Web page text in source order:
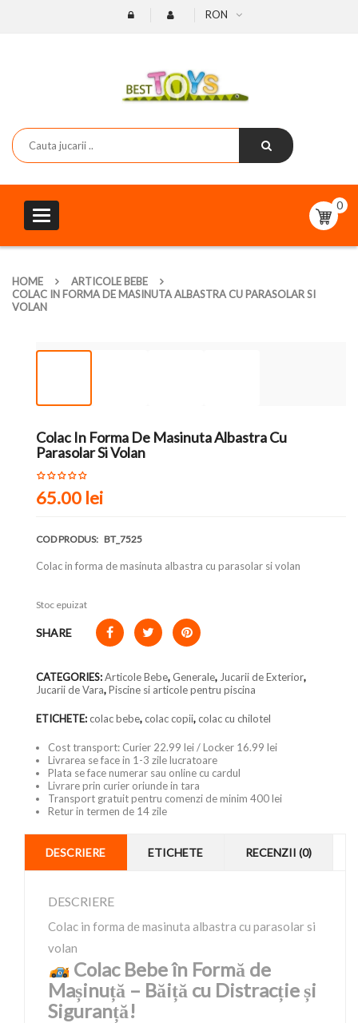
RON
Toggle
navigation
0
HOME
ARTICOLE BEBE
COLAC IN FORMA DE MASINUTA ALBASTRA CU PARASOLAR SI
VOLAN
Colac In Forma De Masinuta Albastra Cu
Parasolar Si Volan
65.00 lei
COD PRODUS: BT_7525
Colac in forma de masinuta albastra cu parasolar si volan
Stoc epuizat
SHARE
CATEGORIES:Articole Bebe, Generale, Jucarii de Exterior,
Jucarii de Vara,Piscine si articole pentru piscina
ETICHETE:colac bebe,colac copii,colac cu chilotel
Cost transport: Curier 22.99 lei / Locker 16.99 lei
Livrarea se face in 1-3 zile lucratoare
Plata se face numerar sau online cu cardul
Livrare prin curier oriunde in tara
Transport gratuit pentru comenzi de minim 400 lei
Retur in termen de 14 zile
DESCRIERE ETICHETE RECENZII (0)
DESCRIERE
Colac in forma de masinuta albastra cu parasolar si
volan
Colac Bebe în Formă de
Mașinuță – Băiță cu Distracție și
Siguranță!